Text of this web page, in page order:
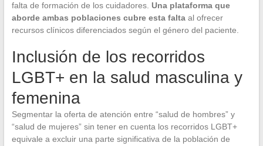
falta de formación de los cuidadores. Una plataforma que
aborde ambas poblaciones cubre esta faltaal ofrecer
recursos clínicos diferenciados según el género del paciente.
Inclusión de los recorridos
LGBT+ en la salud masculina y
femenina
Segmentar la oferta de atención entre “salud de hombres” y
“salud de mujeres” sin tener en cuenta los recorridos LGBT+
equivale a excluir una parte significativa de la población de